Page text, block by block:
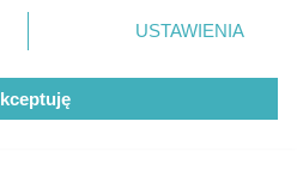
ustawień prywatności
rogu strony
nie wymagają zgody
sprzeciwić się takiemu
będą miały zastosowanie tylko
USTAWIENIA